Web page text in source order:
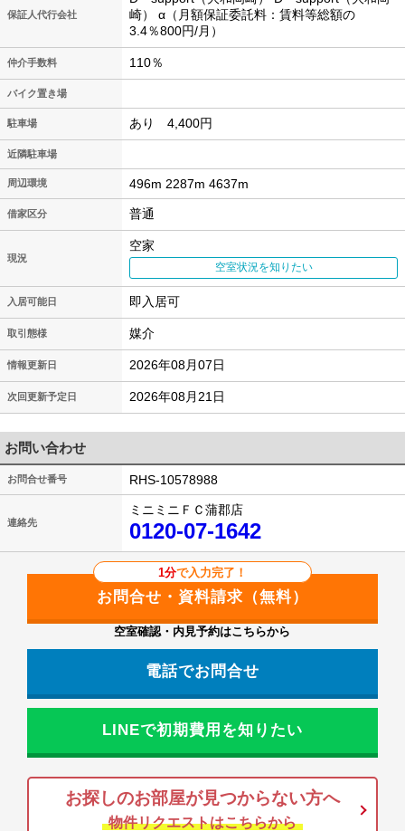
保証人代行会社
崎） α（月額保証委託料：賃料等総額の
3.4％800円/月）
仲介手数料 110％
バイク置き場
駐車場 あり 4,400円
近隣駐車場
周辺環境 496m 2287m 4637m
借家区分 普通
現況
空家
空室状況を知りたい
入居可能日 即入居可
取引態様 媒介
情報更新日 2026年08月07日
次回更新予定日 2026年08月21日
お問い合わせ
お問合せ番号 RHS-10578988
連絡先
ミニミニＦＣ蒲郡店
0120-07-1642
1分で入力完了！
空室確認・内見予約はこちらから
電話でお問合せ
LINEで初期費用を知りたい
お探しのお部屋が見つからない方へ
物件リクエストはこちらから